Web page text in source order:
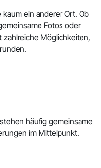
kaum ein anderer Ort. Ob
Fotos oder
zahlreiche Möglichkeiten,
häufig gemeinsame
im Mittelpunkt.